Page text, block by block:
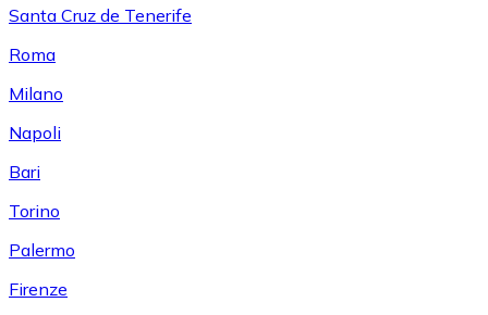
Santa Cruz de Tenerife
Roma
Milano
Napoli
Bari
Torino
Palermo
Firenze